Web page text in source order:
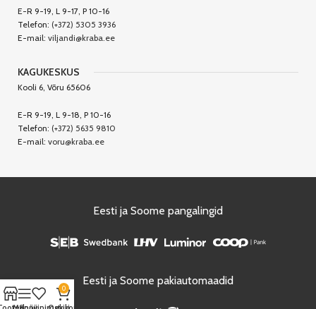
E-R 9-19, L 9-17, P 10-16
Telefon: (+372) 5305 3936
E-mail: viljandi@kraba.ee
KAGUKESKUS
Kooli 6, Võru 65606
E-R 9-19, L 9-18, P 10-16
Telefon: (+372) 5635 9810
E-mail: voru@kraba.ee
Eesti ja Soome pangalingid
Eesti ja Soome pakiautomaadid
0